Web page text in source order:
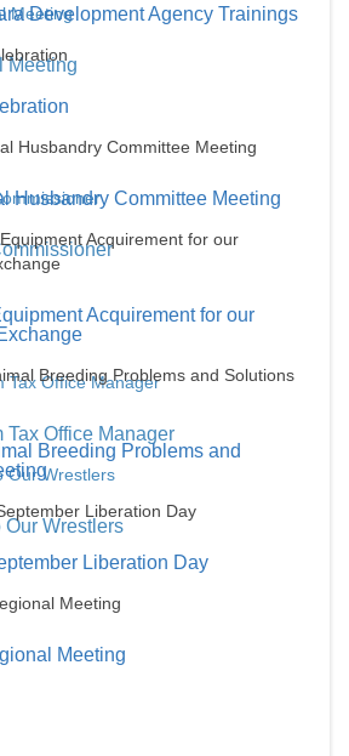
Meeting
Tax Office Manager
Wrestlers
Development Agency Trainings
Husbandry Committee Meeting
Acquirement for our
Breeding Problems and
Liberation Day
Meeting